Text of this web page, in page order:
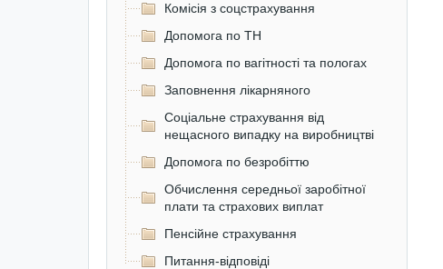
Комісія з соцстрахування
Допомога по ТН
Допомога по вагітності та пологах
Заповнення лікарняного
Соціальне страхування від
нещасного випадку на виробництві
Допомога по безробіттю
Обчислення середньої заробітної
плати та страхових виплат
Пенсійне страхування
Питання-відповіді